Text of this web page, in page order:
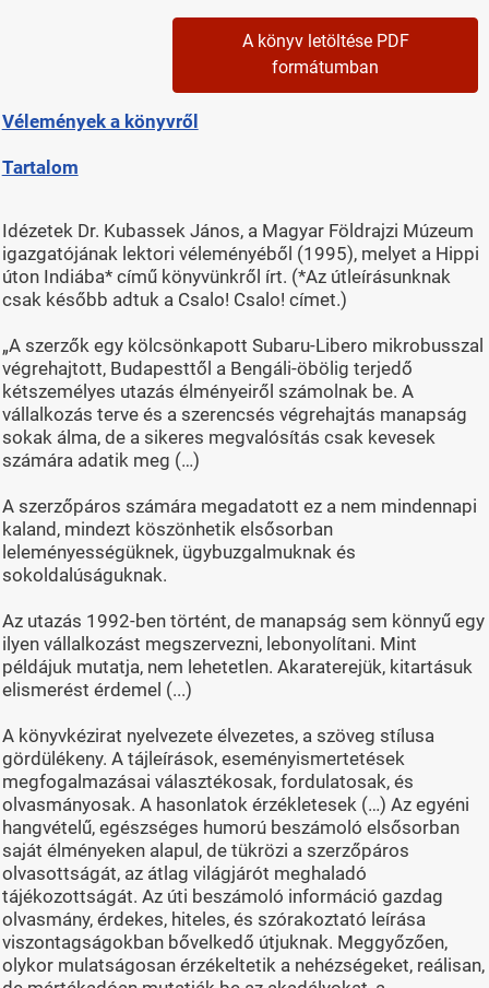
A könyv letöltése PDF
formátumban
Vélemények a könyvről
Tartalom
Idézetek Dr. Kubassek János, a Magyar Földrajzi Múzeum
igazgatójának lektori véleményéből (1995), melyet a Hippi
úton Indiába* című könyvünkről írt. (*Az útleírásunknak
csak később adtuk a Csalo! Csalo! címet.)
„A szerzők egy kölcsönkapott Subaru-Libero mikrobusszal
végrehajtott, Budapesttől a Bengáli-öbölig terjedő
kétszemélyes utazás élményeiről számolnak be. A
vállalkozás terve és a szerencsés végrehajtás manapság
sokak álma, de a sikeres megvalósítás csak kevesek
számára adatik meg (…)
A szerzőpáros számára megadatott ez a nem mindennapi
kaland, mindezt köszönhetik elsősorban
leleményességüknek, ügybuzgalmuknak és
sokoldalúságuknak.
Az utazás 1992-ben történt, de manapság sem könnyű egy
ilyen vállalkozást megszervezni, lebonyolítani. Mint
példájuk mutatja, nem lehetetlen. Akaraterejük, kitartásuk
elismerést érdemel (...)
A könyvkézirat nyelvezete élvezetes, a szöveg stílusa
gördülékeny. A tájleírások, eseményismertetések
megfogalmazásai választékosak, fordulatosak, és
olvasmányosak. A hasonlatok érzékletesek (…) Az egyéni
hangvételű, egészséges humorú beszámoló elsősorban
saját élményeken alapul, de tükrözi a szerzőpáros
olvasottságát, az átlag világjárót meghaladó
tájékozottságát. Az úti beszámoló információ gazdag
olvasmány, érdekes, hiteles, és szórakoztató leírása
viszontagságokban bővelkedő útjuknak. Meggyőzően,
olykor mulatságosan érzékeltetik a nehézségeket, reálisan,